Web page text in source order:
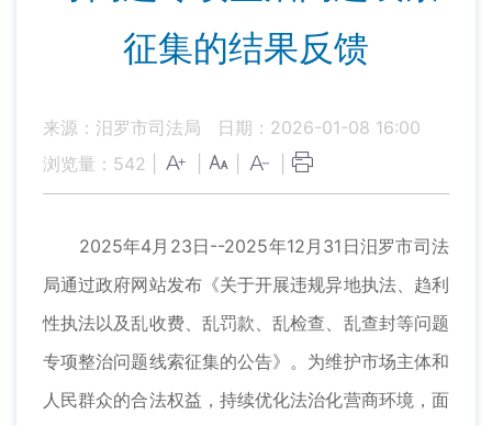
征集的结果反馈
来源：汨罗市司法局
日期：2026-01-08 16:00
浏览量： 542
2025年4月23日--2025年12月31日汨罗市司法
局通过政府网站发布《关于开展违规异地执法、趋利
性执法以及乱收费、乱罚款、乱检查、乱查封等问题
专项整治问题线索征集的公告》。为维护市场主体和
人民群众的合法权益，持续优化法治化营商环境，面